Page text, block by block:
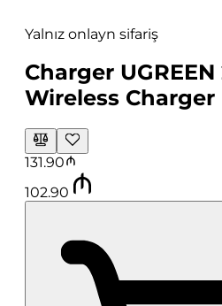
Yalnız onlayn sifariş
Charger
Wireless Charger
131.90
102.90